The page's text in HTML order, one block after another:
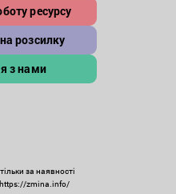
ресурсу
розсилку
з нами
за наявності
https://zmina.info/